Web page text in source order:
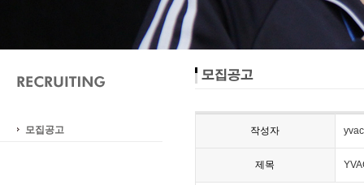
모집공고 작성자 yvac
제목